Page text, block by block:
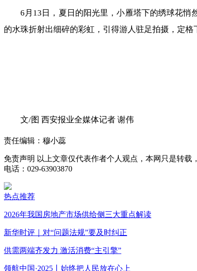
6月13日，夏日的阳光里，小雁塔下的绣球花
的水珠折射出细碎的彩虹，引得游人驻足拍摄，定格
文/图 西安报业全媒体记者 谢伟
责任编辑：穆小蕊
免责声明 以上文章仅代表作者个人观点，本网只是转载
电话：029-63903870
热点推荐
2026年我国房地产市场供给侧三大重点解读
新华时评｜对“问题法规”要及时纠正
供需两端齐发力 激活消费“主引擎”
领航中国·2025丨始终把人民放在心上